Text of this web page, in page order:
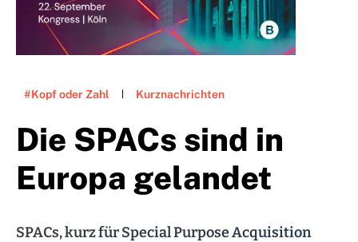
#Kopf oder Zahl Kurznachrichten
Die SPACs sind in
Europa gelandet
SPACs, kurz für Special Purpose Acquisition